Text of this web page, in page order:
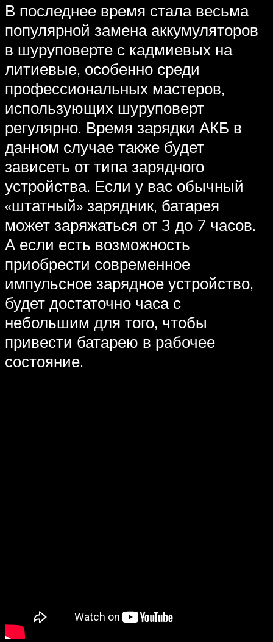
В последнее время стала весьма
популярной замена аккумуляторов
в шуруповерте с кадмиевых на
литиевые, особенно среди
профессиональных мастеров,
использующих шуруповерт
регулярно. Время зарядки АКБ в
данном случае также будет
зависеть от типа зарядного
устройства. Если у вас обычный
«штатный» зарядник, батарея
может заряжаться от 3 до 7 часов.
А если есть возможность
приобрести современное
импульсное зарядное устройство,
будет достаточно часа с
небольшим для того, чтобы
привести батарею в рабочее
состояние.